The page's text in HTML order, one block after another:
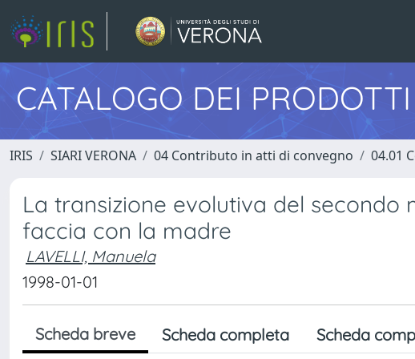
CATALOGO DEI
IRIS SIARI VERONA 04 Contributo in atti di convegno 04.01
La transizione evolutiva del
faccia con la madre
LAVELLI, Manuela
1998-01-01
Scheda breve Scheda completa Scheda